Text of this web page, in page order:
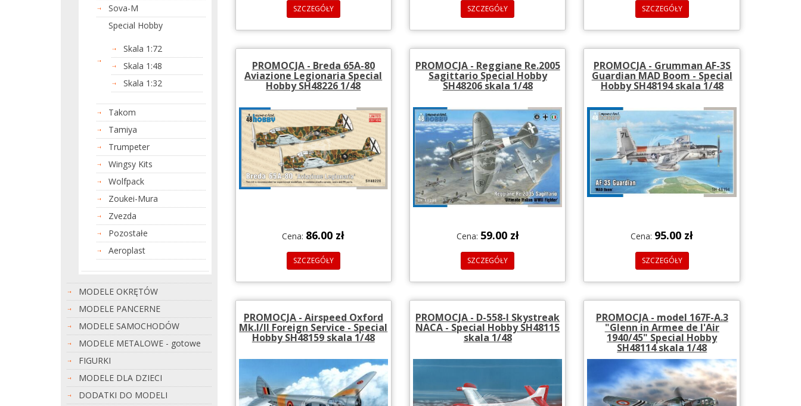
Sova-M
Special Hobby
Skala 1:72
Skala 1:48
Skala 1:32
Takom
Tamiya
Trumpeter
Wingsy Kits
Wolfpack
Zoukei-Mura
Zvezda
Pozostałe
Aeroplast
MODELE OKRĘTÓW
MODELE PANCERNE
MODELE SAMOCHODÓW
MODELE METALOWE - gotowe
FIGURKI
MODELE DLA DZIECI
DODATKI DO MODELI
SZCZEGÓŁY SZCZEGÓŁY SZCZEGÓŁY
PROMOCJA - Breda 65A-80
Aviazione Legionaria Special
Hobby SH48226 1/48
Cena: 86.00 zł
SZCZEGÓŁY
PROMOCJA - Reggiane Re.2005
Sagittario Special Hobby
SH48206 skala 1/48
Cena: 59.00 zł
SZCZEGÓŁY
PROMOCJA - Grumman AF-3S
Guardian MAD Boom - Special
Hobby SH48194 skala 1/48
Cena: 95.00 zł
SZCZEGÓŁY
PROMOCJA - Airspeed Oxford
Mk.I/II Foreign Service - Special
Hobby SH48159 skala 1/48
PROMOCJA - D-558-I Skystreak
NACA - Special Hobby SH48115
skala 1/48
PROMOCJA - model 167F-A.3
"Glenn in Armee de l'Air
1940/45" Special Hobby
SH48114 skala 1/48